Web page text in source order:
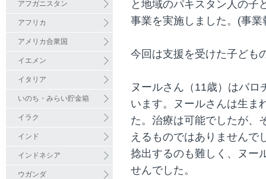
アフガニスタン
アフリカ
アメリカ合衆国
イエメン
イタリア
いのち・みらい貯金箱
イラク
インド
インドネシア
ウガンダ
と地域のパキスタン人の子
事業を実施しました。(事業
今回は支援を受けた子ども
ヌールさん（11歳）はバ
います。ヌールさんは生ま
た。治療は可能でしたが、
えるものではありませんで
捻出するのも難しく、ヌー
せんでした。